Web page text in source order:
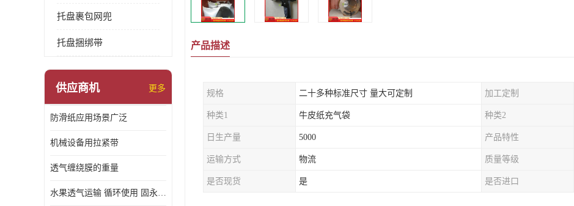
托盘裹包网兜
托盘捆绑带
供应商机 更多
防滑纸应用场景广泛
机械设备用拉紧带
透气缠绕膜的重量
水果透气运输 循环使用 固永包材
产品描述
规格 二十多种标准尺寸 量大可定制 加工定制
种类1 牛皮纸充气袋 种类2
日生产量 5000 产品特性
运输方式 物流 质量等级
是否现货 是 是否进口